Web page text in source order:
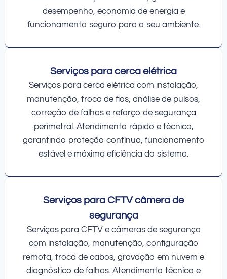
desempenho, economia de energia e
funcionamento seguro para o seu ambiente.
Serviços para cerca elétrica
Serviços para cerca elétrica com instalação,
manutenção, troca de fios, análise de pulsos,
correção de falhas e reforço de segurança
perimetral. Atendimento rápido e técnico,
garantindo proteção contínua, funcionamento
estável e máxima eficiência do sistema.
Serviços para CFTV câmera de
segurança
Serviços para CFTV e câmeras de segurança
com instalação, manutenção, configuração
remota, troca de cabos, gravação em nuvem e
diagnóstico de falhas. Atendimento técnico e